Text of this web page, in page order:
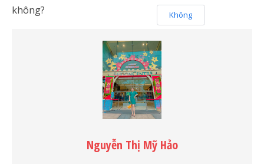
không?
Không
Nguyễn Thị Mỹ Hảo